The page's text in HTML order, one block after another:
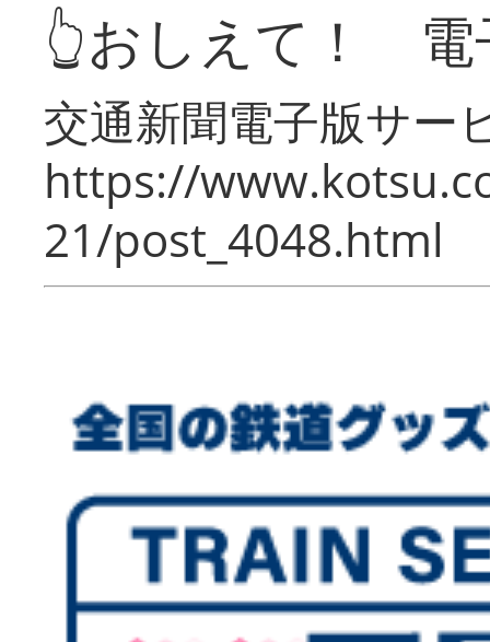
👆おしえて！ 電
交通新聞電子版サー
https://
21/post_4048.html